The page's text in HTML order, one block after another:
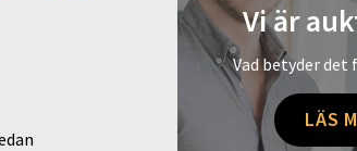
Vi är
Vad betyder det
LÄS